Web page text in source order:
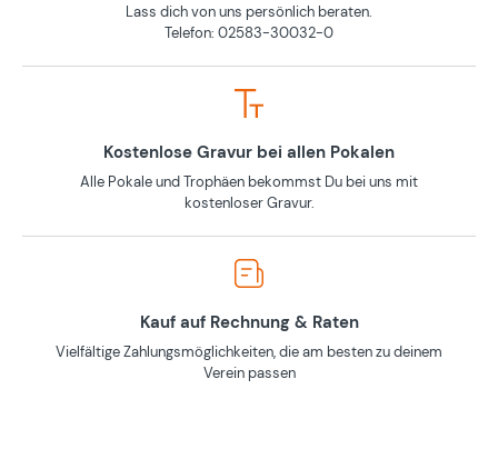
Lass dich von uns persönlich beraten.
Telefon: 02583-30032-0
Kostenlose Gravur bei allen Pokalen
Alle Pokale und Trophäen bekommst Du bei uns mit
kostenloser Gravur.
Kauf auf Rechnung & Raten
Vielfältige Zahlungsmöglichkeiten, die am besten zu deinem
Verein passen